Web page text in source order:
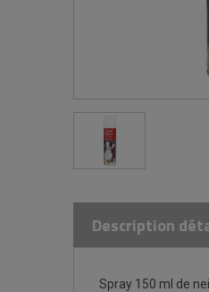
Description
Spray 150 ml de